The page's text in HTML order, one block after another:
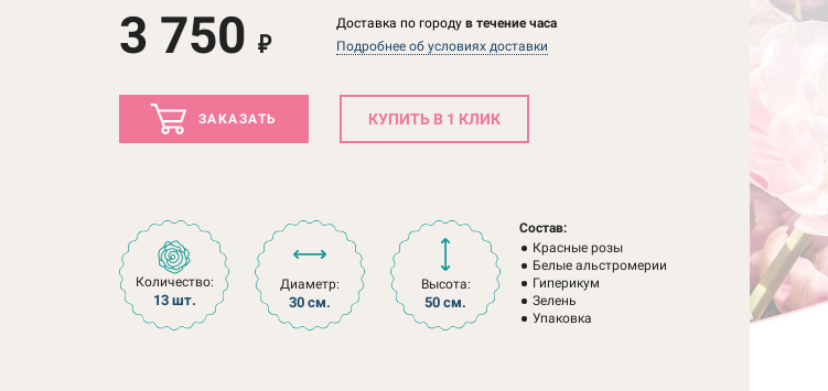
3 750₽
Доставка по городув течение часа
Подробнее об условиях доставки
ЗАКАЗАТЬ КУПИТЬ В 1 КЛИК
Количество:
13 шт.
Диаметр:
30 см.
Высота:
50 см.
Состав:
Красные розы
Белые альстромерии
Гиперикум
Зелень
Упаковка